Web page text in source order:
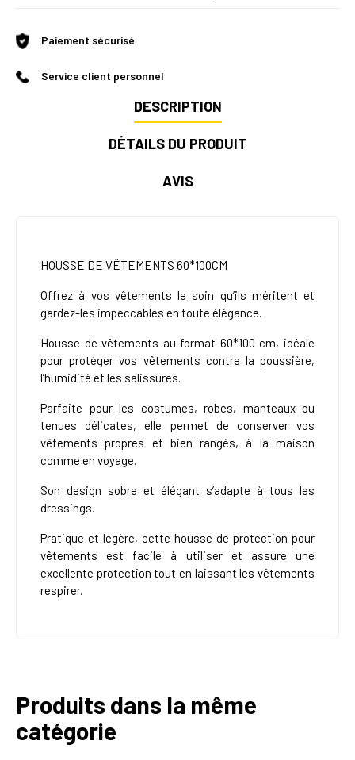
Paiement sécurisé
Service client personnel
DESCRIPTION
DÉTAILS DU PRODUIT
AVIS
HOUSSE DE VÊTEMENTS 60*100CM
Offrez à vos vêtements le soin qu’ils méritent et
gardez-les impeccables en toute élégance.
Housse de vêtements au format 60*100 cm, idéale
pour protéger vos vêtements contre la poussière,
l’humidité et les salissures.
Parfaite pour les costumes, robes, manteaux ou
tenues délicates, elle permet de conserver vos
vêtements propres et bien rangés, à la maison
comme en voyage.
Son design sobre et élégant s’adapte à tous les
dressings.
Pratique et légère, cette housse de protection pour
vêtements est facile à utiliser et assure une
excellente protection tout en laissant les vêtements
respirer.
Produits dans la même
catégorie